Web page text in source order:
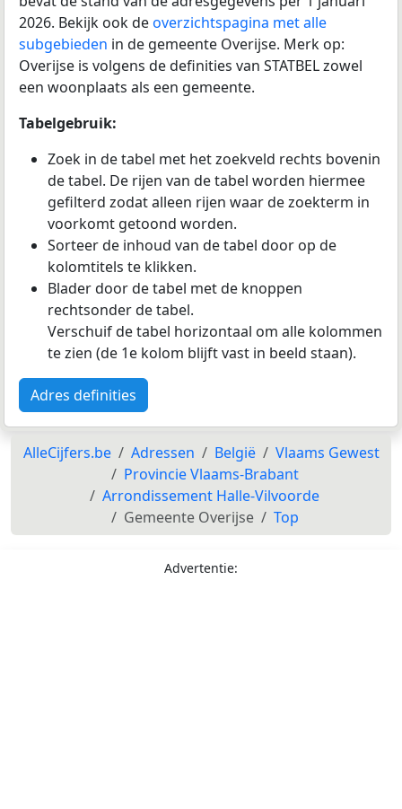
2026. Bekijk ook deoverzichtspagina met alle
subgebieden in de gemeente Overijse. Merk op:
Overijse is volgens de definities van STATBEL zowel
een woonplaats als een gemeente.
Tabelgebruik:
Zoek in de tabel met het zoekveld rechts bovenin
de tabel. De rijen van de tabel worden hiermee
gefilterd zodat alleen rijen waar de zoekterm in
voorkomt getoond worden.
Sorteer de inhoud van de tabel door op de
kolomtitels te klikken.
Blader door de tabel met de knoppen
rechtsonder de tabel.
Verschuif de tabel horizontaal om alle kolommen
te zien (de 1e kolom blijft vast in beeld staan).
Adres definities
AlleCijfers.be Adressen België
Vlaams Gewest
Provincie Vlaams-Brabant
Arrondissement Halle-Vilvoorde
Gemeente Overijse
Top
Advertentie: